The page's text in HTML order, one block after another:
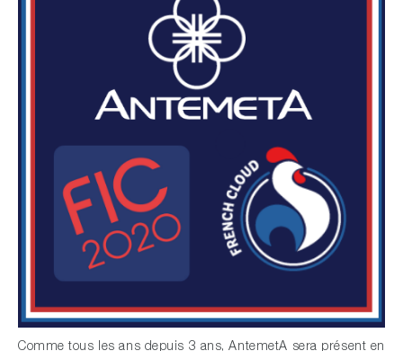
Comme tous les ans depuis 3 ans, AntemetA sera présent en